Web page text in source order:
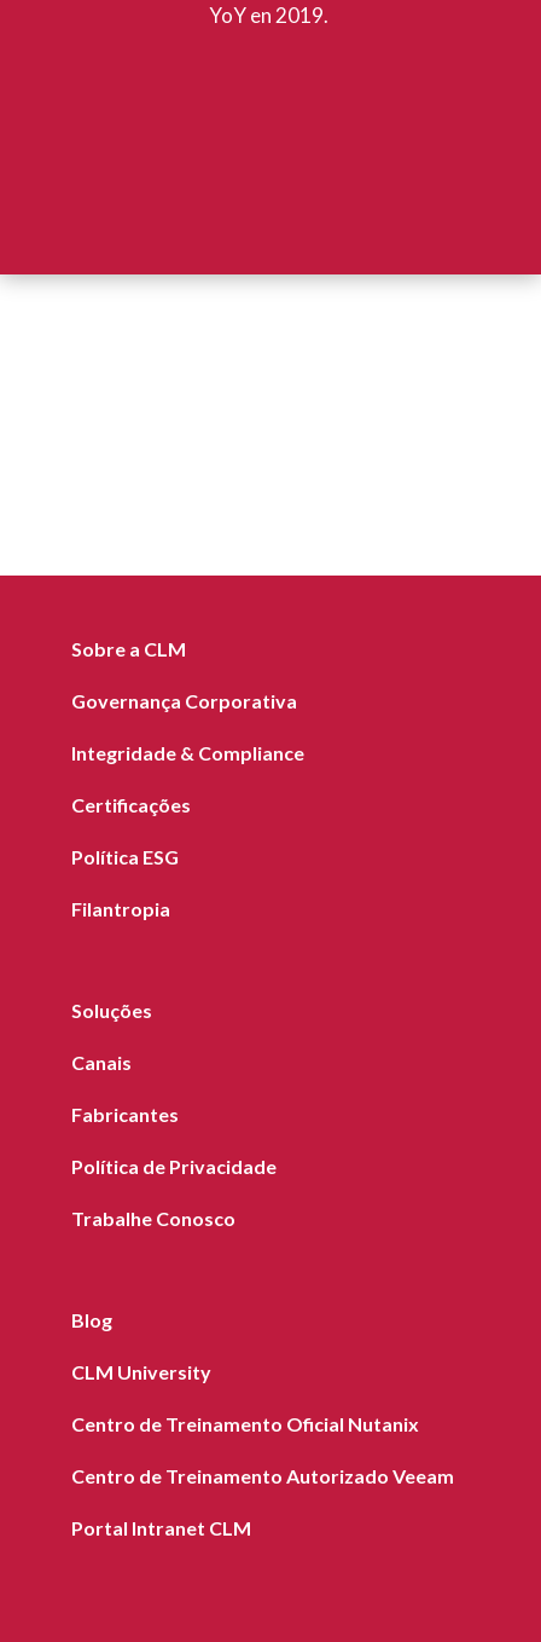
YoY en 2019.
Sobre a CLM
Governança Corporativa
Integridade & Compliance
Certificações
Política ESG
Filantropia
Soluções
Canais
Fabricantes
Política de Privacidade
Trabalhe Conosco
Blog
CLM University
Centro de Treinamento Oficial Nutanix
Centro de Treinamento Autorizado Veeam
Portal Intranet CLM